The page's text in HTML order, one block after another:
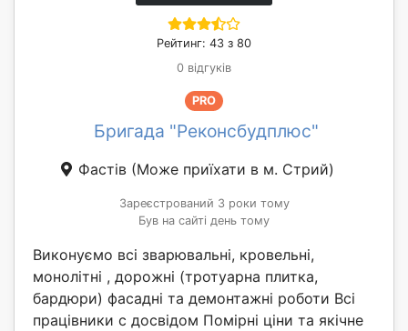
Рейтинг: 43 з 80
0 відгуків
PRO
Бригада "Реконсбудплюс"
Фастів (Може приїхати в м. Стрий)
Зареєстрований 3 роки тому
Був на сайті день тому
Виконуємо всі зварювальні, кровельні,
монолітні , дорожні (тротуарна плитка,
бардюри) фасадні та демонтажні роботи Всі
працівники с досвідом Помірні ціни та якічне